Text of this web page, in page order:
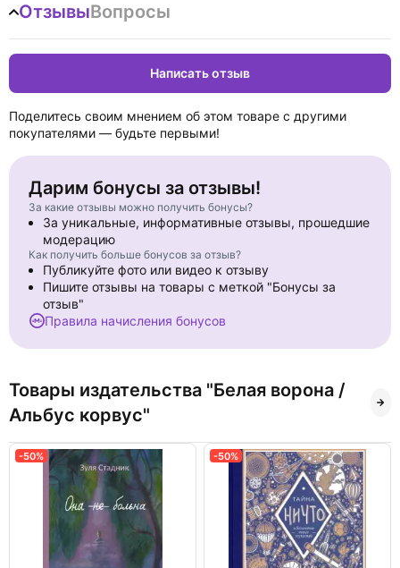
остроумный пересказ сюжета
разбор основных персонажей, тем, а также исторический
комментарий
словарь непонятных слов
и даже сценарий для школьной постановки!
Для среднего школьного возраста.
ОтзывыВопросы
Написать отзыв
Поделитесь своим мнением об этом товаре с другими
покупателями — будьте первыми!
Дарим бонусы за отзывы!
За какие отзывы можно получить бонусы?
За уникальные, информативные отзывы, прошедшие
модерацию
Как получить больше бонусов за отзыв?
Публикуйте фото или видео к отзыву
Пишите отзывы на товары с меткой "Бонусы за
отзыв"
Правила начисления бонусов
Товары издательства "Белая ворона /
Альбус корвус"
-50% -50%